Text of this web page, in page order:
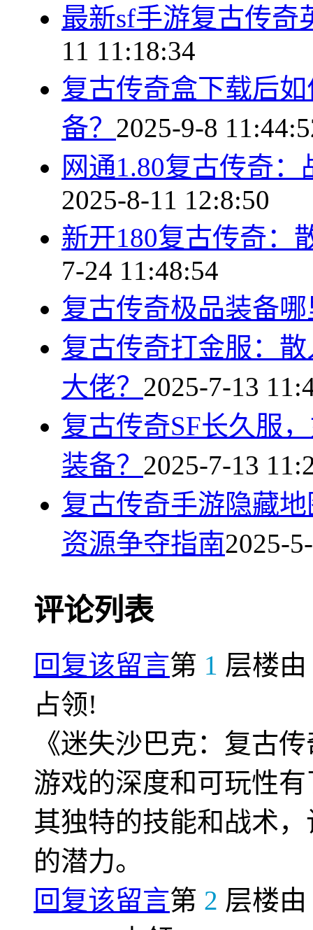
最新sf手游复古传奇
11 11:18:34
复古传奇盒下载后
备？ 2025-9-8
网通1.80复古传奇
2025-8-11 12:8:50
新开180复古传奇：
7-24 11:48:54
复古传奇极品装备
复古传奇打金服：
大佬？ 2025-7-13
复古传奇SF长久服
装备？ 2025-7-13
复古传奇手游隐藏
资源争夺指南2025-
评论列表
回复该留言第 1 层楼由
占领!
《迷失沙巴克：复古
游戏的深度和可玩性
其独特的技能和战术
的潜力。
回复该留言第 2 层楼由